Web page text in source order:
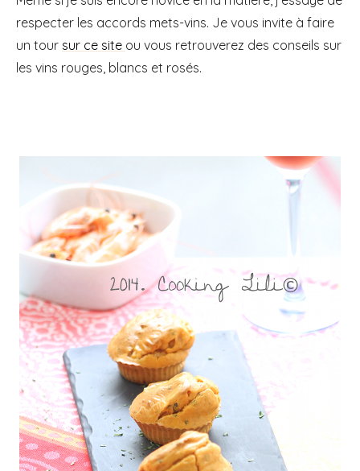
respecter les accords mets-vins. Je vous invite à faire
un tour sur ce site ou vous retrouverez des conseils sur
les vins rouges, blancs et rosés.